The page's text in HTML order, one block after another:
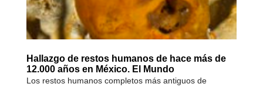
Hallazgo de restos humanos de hace más de
12.000 años en México. El Mundo
Los restos humanos completos más antiguos de